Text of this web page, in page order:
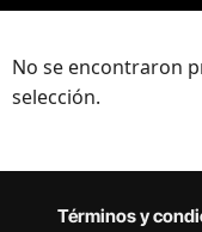
No se encontraron
selección.
Términos y